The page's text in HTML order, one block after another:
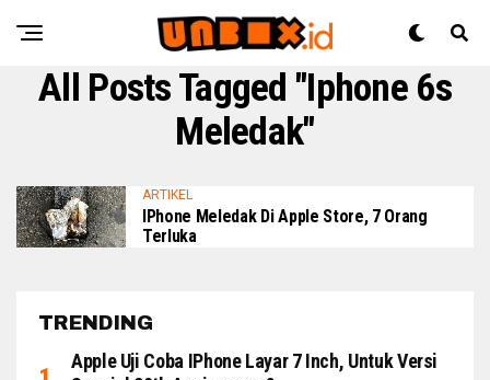
All Posts Tagged "iphone 6s
Meledak"
ARTIKEL
IPhone Meledak Di Apple Store, 7 Orang
Terluka
TRENDING
Apple Uji Coba IPhone Layar 7 Inch, Untuk Versi